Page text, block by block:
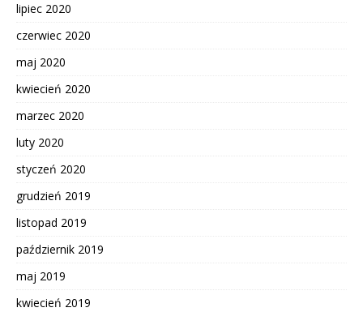
lipiec 2020
czerwiec 2020
maj 2020
kwiecień 2020
marzec 2020
luty 2020
styczeń 2020
grudzień 2019
listopad 2019
październik 2019
maj 2019
kwiecień 2019